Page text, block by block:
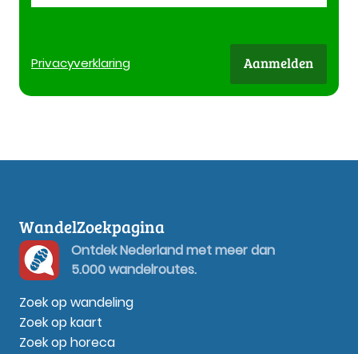
Privacyverklaring Aanmelden
WandelZoekpagina
Ontdek Nederland met meer dan
5.000 wandelroutes.
Zoek op wandeling
Zoek op kaart
Zoek op horeca